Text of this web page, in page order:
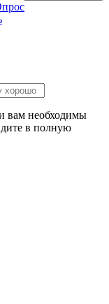
вам необходимы
в полную